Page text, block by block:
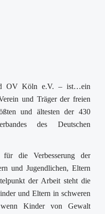
OV Köln e.V. – ist…ein
und Träger der freien
und ältesten der 430
des Deutschen
die Verbesserung der
und Jugendlichen, Eltern
der Arbeit steht die
und Eltern in schweren
wenn Kinder von Gewalt